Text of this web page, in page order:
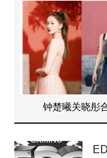
钟楚曦关晓彤